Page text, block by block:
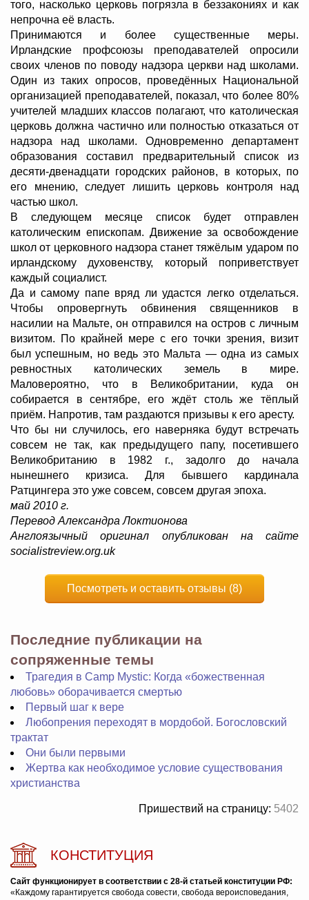
того, насколько церковь погрязла в беззакониях и как
непрочна её власть.
Принимаются и более существенные меры.
Ирландские профсоюзы преподавателей опросили
своих членов по поводу надзора церкви над школами.
Один из таких опросов, проведённых Национальной
организацией преподавателей, показал, что более 80%
учителей младших классов полагают, что католическая
церковь должна частично или полностью отказаться от
надзора над школами. Одновременно департамент
образования составил предварительный список из
десяти-двенадцати городских районов, в которых, по
его мнению, следует лишить церковь контроля над
частью школ.
В следующем месяце список будет отправлен
католическим епископам. Движение за освобождение
школ от церковного надзора станет тяжёлым ударом по
ирландскому духовенству, который поприветствует
каждый социалист.
Да и самому папе вряд ли удастся легко отделаться.
Чтобы опровергнуть обвинения священников в
насилии на Мальте, он отправился на остров с личным
визитом. По крайней мере с его точки зрения, визит
был успешным, но ведь это Мальта — одна из самых
ревностных католических земель в мире.
Маловероятно, что в Великобритании, куда он
собирается в сентябре, его ждёт столь же тёплый
приём. Напротив, там раздаются призывы к его аресту.
Что бы ни случилось, его наверняка будут встречать
совсем не так, как предыдущего папу, посетившего
Великобританию в 1982 г., задолго до начала
нынешнего кризиса. Для бывшего кардинала
Ратцингера это уже совсем, совсем другая эпоха.
май 2010 г.
Перевод Александра Локтионова
Англоязычный оригинал опубликован на сайте
socialistreview.org.uk
Посмотреть и оставить отзывы (8)
Последние публикации на
сопряженные темы
Трагедия в Camp Mystic: Когда «божественная
любовь» оборачивается смертью
Первый шаг к вере
Любопрения переходят в мордобой. Богословский
трактат
Они были первыми
Жертва как необходимое условие существования
христианства
Пришествий на страницу: 5402
КОНСТИТУЦИЯ
Сайт функционирует в соответствии с 28-й статьей конституции РФ:
«Каждому гарантируется свобода совести, свобода вероисповедания,